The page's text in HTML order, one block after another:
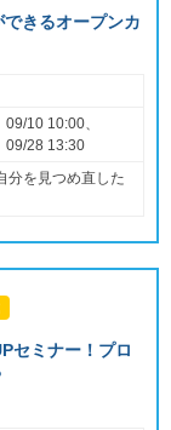
きるオープンカ
10 10:00、
09/28 13:30
分を見つめ直した
セミナー！プロ